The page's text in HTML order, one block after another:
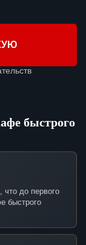
быстрого
до первого
быстрого